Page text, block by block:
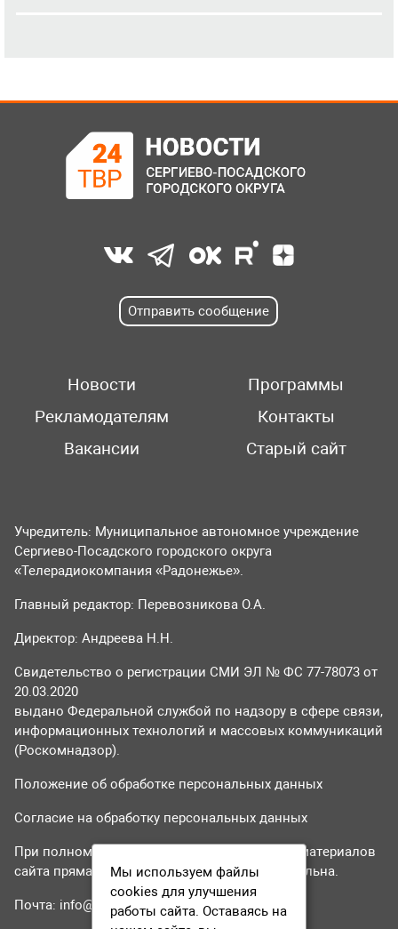
Отправить сообщение
Новости
Программы
Рекламодателям
Контакты
Вакансии
Старый сайт
Учредитель: Муниципальное автономное учреждение
Сергиево-Посадского городского округа
«Телерадиокомпания «Радонежье».
Главный редактор: Перевозникова О.А.
Директор: Андреева Н.Н.
Свидетельство о регистрации СМИ ЭЛ № ФС 77-78073 от
20.03.2020
выдано Федеральной службой по надзору в сфере связи,
информационных технологий и массовых коммуникаций
(Роскомнадзор).
Положение об обработке персональных данных
Согласие на обработку персональных данных
При полном или частичном использовании материалов
сайта прямая гиперссылка на tvr24.tv обязательна.
Почта: info@tvr24.tv
Мы используем файлы
cookies для улучшения
работы сайта. Оставаясь на